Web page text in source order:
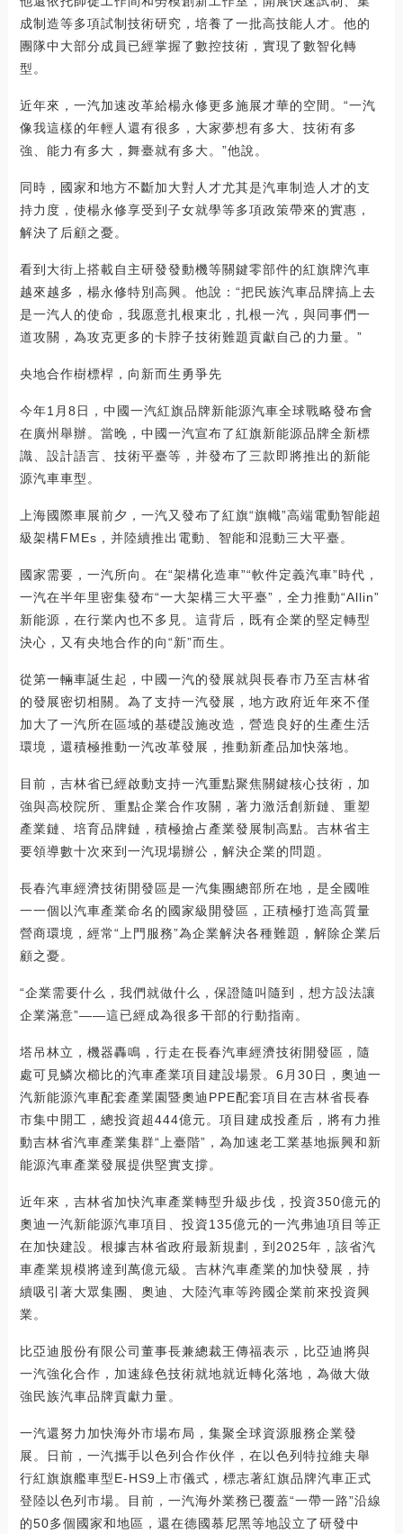
成制造等多項試制技術研究，培養了一批高技能人才。他的
團隊中大部分成員已經掌握了數控技術，實現了數智化轉
型。
近年來，一汽加速改革給楊永修更多施展才華的空間。“一汽
像我這樣的年輕人還有很多，大家夢想有多大、技術有多
強、能力有多大，舞臺就有多大。”他說。
同時，國家和地方不斷加大對人才尤其是汽車制造人才的支
持力度，使楊永修享受到子女就學等多項政策帶來的實惠，
解決了后顧之憂。
看到大街上搭載自主研發發動機等關鍵零部件的紅旗牌汽車
越來越多，楊永修特別高興。他說：“把民族汽車品牌搞上去
是一汽人的使命，我愿意扎根東北，扎根一汽，與同事們一
道攻關，為攻克更多的卡脖子技術難題貢獻自己的力量。”
央地合作樹標桿，向新而生勇爭先
今年1月8日，中國一汽紅旗品牌新能源汽車全球戰略發布會
在廣州舉辦。當晚，中國一汽宣布了紅旗新能源品牌全新標
識、設計語言、技術平臺等，并發布了三款即將推出的新能
源汽車車型。
上海國際車展前夕，一汽又發布了紅旗“旗幟”高端電動智能超
級架構FMEs，并陸續推出電動、智能和混動三大平臺。
國家需要，一汽所向。在“架構化造車”“軟件定義汽車”時代，
一汽在半年里密集發布“一大架構三大平臺”，全力推動“Allin”
新能源，在行業內也不多見。這背后，既有企業的堅定轉型
決心，又有央地合作的向“新”而生。
從第一輛車誕生起，中國一汽的發展就與長春市乃至吉林省
的發展密切相關。為了支持一汽發展，地方政府近年來不僅
加大了一汽所在區域的基礎設施改造，營造良好的生產生活
環境，還積極推動一汽改革發展，推動新產品加快落地。
目前，吉林省已經啟動支持一汽重點聚焦關鍵核心技術，加
強與高校院所、重點企業合作攻關，著力激活創新鏈、重塑
產業鏈、培育品牌鏈，積極搶占產業發展制高點。吉林省主
要領導數十次來到一汽現場辦公，解決企業的問題。
長春汽車經濟技術開發區是一汽集團總部所在地，是全國唯
一一個以汽車產業命名的國家級開發區，正積極打造高質量
營商環境，經常“上門服務”為企業解決各種難題，解除企業后
顧之憂。
“企業需要什么，我們就做什么，保證隨叫隨到，想方設法讓
企業滿意”——這已經成為很多干部的行動指南。
塔吊林立，機器轟鳴，行走在長春汽車經濟技術開發區，隨
處可見鱗次櫛比的汽車產業項目建設場景。6月30日，奧迪一
汽新能源汽車配套產業園暨奧迪PPE配套項目在吉林省長春
市集中開工，總投資超444億元。項目建成投產后，將有力推
動吉林省汽車產業集群“上臺階”，為加速老工業基地振興和新
能源汽車產業發展提供堅實支撐。
近年來，吉林省加快汽車產業轉型升級步伐，投資350億元的
奧迪一汽新能源汽車項目、投資135億元的一汽弗迪項目等正
在加快建設。根據吉林省政府最新規劃，到2025年，該省汽
車產業規模將達到萬億元級。吉林汽車產業的加快發展，持
續吸引著大眾集團、奧迪、大陸汽車等跨國企業前來投資興
業。
比亞迪股份有限公司董事長兼總裁王傳福表示，比亞迪將與
一汽強化合作，加速綠色技術就地就近轉化落地，為做大做
強民族汽車品牌貢獻力量。
一汽還努力加快海外市場布局，集聚全球資源服務企業發
展。日前，一汽攜手以色列合作伙伴，在以色列特拉維夫舉
行紅旗旗艦車型E-HS9上市儀式，標志著紅旗品牌汽車正式
登陸以色列市場。目前，一汽海外業務已覆蓋“一帶一路”沿線
的50多個國家和地區，還在德國慕尼黑等地設立了研發中